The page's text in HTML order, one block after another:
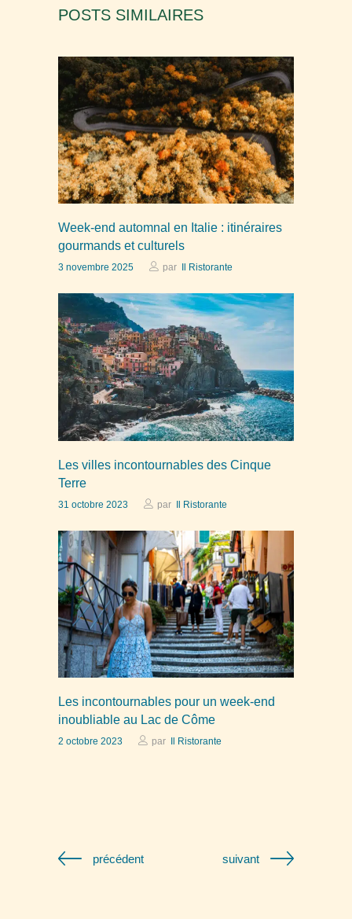
POSTS SIMILAIRES
Week-end automnal en Italie : itinéraires
gourmands et culturels
3 novembre 2025 par Il Ristorante
Les villes incontournables des Cinque
Terre
31 octobre 2023 par Il Ristorante
Les incontournables pour un week-end
inoubliable au Lac de Côme
2 octobre 2023 par Il Ristorante
précédent suivant